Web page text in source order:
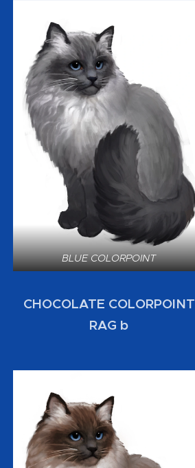
BLUE COLORPOINT
CHOCOLATE COLORPOINT
RAG b